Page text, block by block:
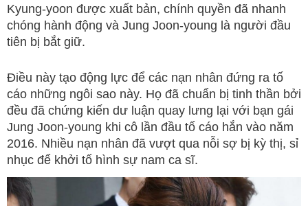
Kyung-yoon được xuất bản, chính quyền đã nhanh
chóng hành động và Jung Joon-young là người đầu
tiên bị bắt giữ.
Điều này tạo động lực để các nạn nhân đứng ra tố
cáo những ngôi sao này. Họ đã chuẩn bị tinh thần bởi
đều đã chứng kiến dư luận quay lưng lại với bạn gái
Jung Joon-young khi cô lần đầu tố cáo hắn vào năm
2016. Nhiều nạn nhân đã vượt qua nỗi sợ bị kỳ thị, sỉ
nhục để khởi tố hình sự nam ca sĩ.